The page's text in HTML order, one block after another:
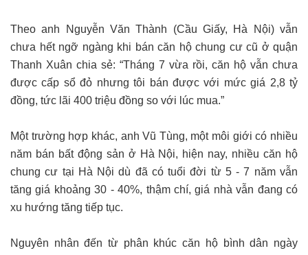
Theo anh Nguyễn Văn Thành (Cầu Giấy, Hà Nội) vẫn
chưa hết ngỡ ngàng khi bán căn hộ chung cư cũ ở quận
Thanh Xuân chia sẻ: “Tháng 7 vừa rồi, căn hộ vẫn chưa
được cấp sổ đỏ nhưng tôi bán được với mức giá 2,8 tỷ
đồng, tức lãi 400 triệu đồng so với lúc mua.”
Một trường hợp khác, anh Vũ Tùng, một môi giới có nhiều
năm bán bất động sản ở Hà Nội, hiện nay, nhiều căn hộ
chung cư tại Hà Nội dù đã có tuổi đời từ 5 - 7 năm vẫn
tăng giá khoảng 30 - 40%, thậm chí, giá nhà vẫn đang có
xu hướng tăng tiếp tục.
Nguyên nhân đến từ phân khúc căn hộ bình dân ngày